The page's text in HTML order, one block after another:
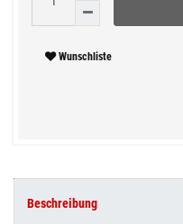
Wunschliste
Beschreibung